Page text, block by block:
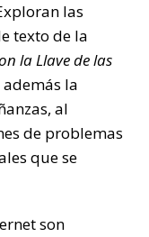
las
texto de la
la Llave de las
la
al
de problemas
que se
son